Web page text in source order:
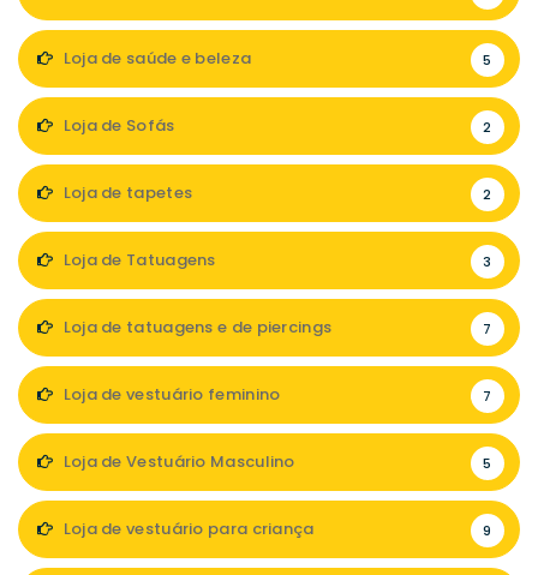
Loja de saúde e beleza 5
Loja de Sofás 2
Loja de tapetes 2
Loja de Tatuagens 3
Loja de tatuagens e de piercings 7
Loja de vestuário feminino 7
Loja de Vestuário Masculino 5
Loja de vestuário para criança 9